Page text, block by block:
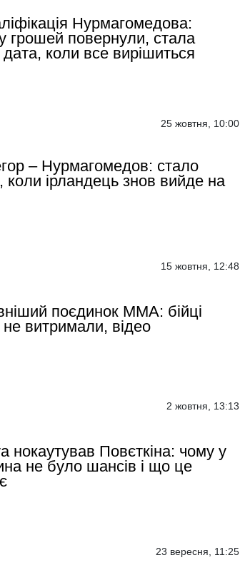
Нурмагомедова:
грошей повернули, стала
дата, коли все вирішиться
25 жовтня, 10:00
– Нурмагомедов: стало
коли ірландець знов вийде на
15 жовтня, 12:48
поєдинок ММА: бійці
не витримали, відео
2 жовтня, 13:13
нокаутував Повєткіна: чому у
не було шансів і що це
23 вересня, 11:25